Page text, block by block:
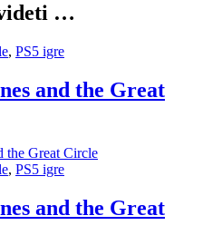
…
, PS5 igre
and the Great
, PS5 igre
and the Great